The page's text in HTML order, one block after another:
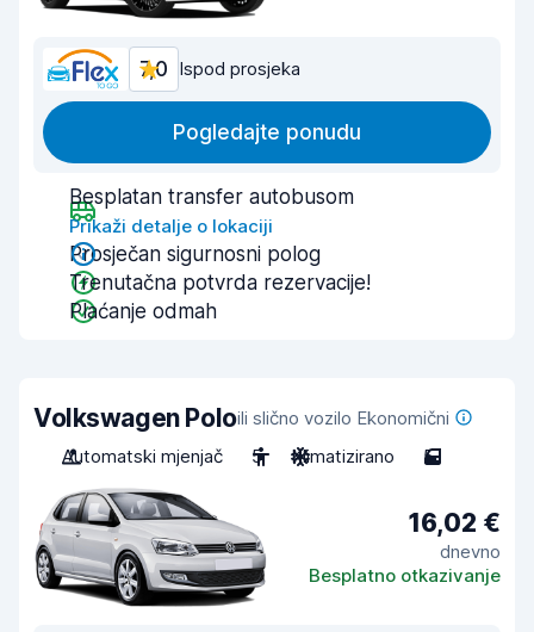
7,0 Ispod prosjeka
Pogledajte ponudu
Besplatan transfer autobusom
Prikaži detalje o lokaciji
Prosječan sigurnosni polog
Trenutačna potvrda rezervacije!
Plaćanje odmah
Volkswagen Poloili slično vozilo Ekonomični
Automatski mjenjač
5 Klimatizirano 5
16,02 €
dnevno
Besplatno otkazivanje